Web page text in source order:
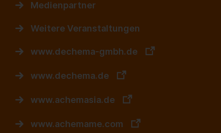
Medienpartner
Weitere Veranstaltungen
www.dechema-gmbh.de
www.dechema.de
www.achemasia.de
www.achemame.com